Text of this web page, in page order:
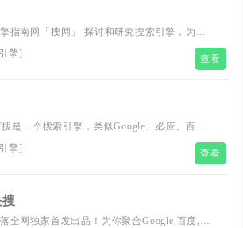
指南网「搜网」 探讨和研究搜索引擎，为您
歌、搜狗、360搜索、必应、头条搜索等搜索
巧及方法，搜索引擎工具，提升工作效率，让您
擎] 查看
搜是一个搜索引擎，类似Google、必应、百度
擎，提供了无广告、过滤内容农场的搜索结
擎] 查看
全网独家首发出品！为你聚合Google,百度,必